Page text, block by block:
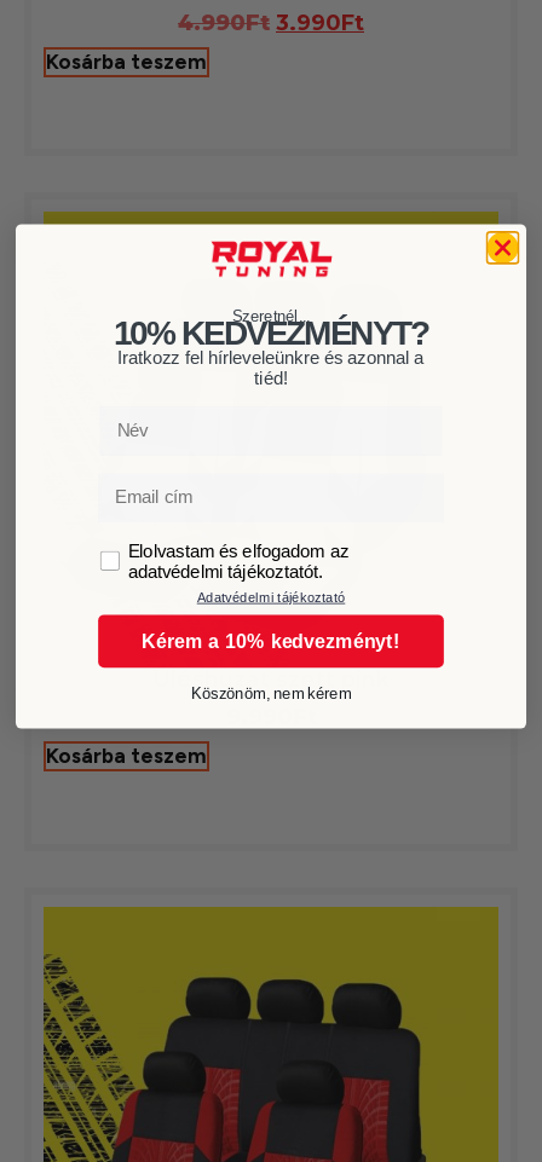
4.990Ft 3.990Ft
Kosárba teszem
Kosárba teszem
Szeretnél...
10% KEDVEZMÉNYT?
Iratkozz fel hírleveleünkre és azonnal a
tiéd!
Név
Email
GDPRElolvastam és elfogadom az
adatvédelmi tájékoztatót.
Adatvédelmi tájékoztató
Kérem a 10% kedvezményt!
Köszönöm, nem kérem